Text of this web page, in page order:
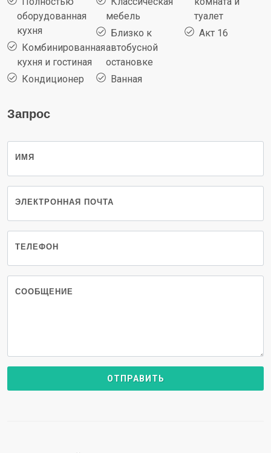
оборудованная
кухня
Комбинированная
кухня и гостиная
Кондиционер
мебель
Близко к
автобусной
остановке
Ванная
туалет
Акт 16
Запрос
ИМЯ
ЭЛЕКТРОННАЯ ПОЧТА
ТЕЛЕФОН
СООБЩЕНИЕ